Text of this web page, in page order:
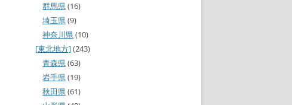
群馬県(16)
埼玉県(9)
神奈川県(10)
[東北地方](243)
青森県(63)
岩手県(19)
秋田県(61)